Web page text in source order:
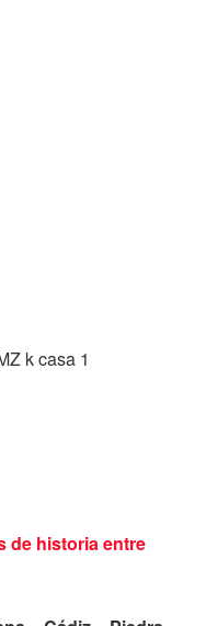
k casa 1
de historia entre